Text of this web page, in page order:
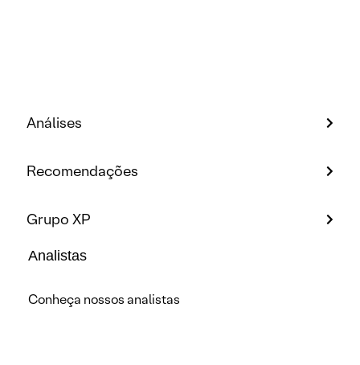
Análises
Recomendações
Grupo XP
Analistas
Conheça nossos analistas